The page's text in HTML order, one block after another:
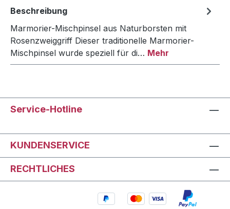
Beschreibung
Marmorier-Mischpinsel aus Naturborsten mit
Rosenzweiggriff Dieser traditionelle Marmorier-
Mischpinsel wurde speziell für di… Mehr
Service-Hotline
KUNDENSERVICE
RECHTLICHES